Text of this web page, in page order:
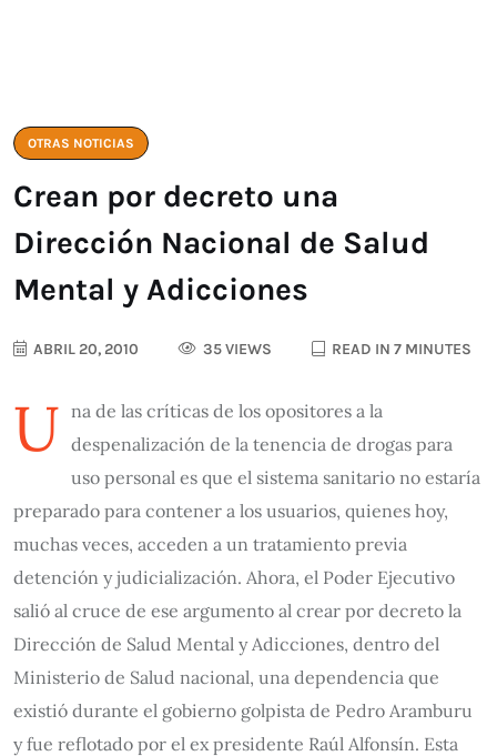
OTRAS NOTICIAS
Crean por decreto una
Dirección Nacional de Salud
Mental y Adicciones
ABRIL 20, 2010 35 VIEWS READ IN 7 MINUTES
U na de las críticas de los opositores a la
despenalización de la tenencia de drogas para
uso personal es que el sistema sanitario no estaría
preparado para contener a los usuarios, quienes hoy,
muchas veces, acceden a un tratamiento previa
detención y judicialización. Ahora, el Poder Ejecutivo
salió al cruce de ese argumento al crear por decreto la
Dirección de Salud Mental y Adicciones, dentro del
Ministerio de Salud nacional, una dependencia que
existió durante el gobierno golpista de Pedro Aramburu
y fue reflotado por el ex presidente Raúl Alfonsín. Esta